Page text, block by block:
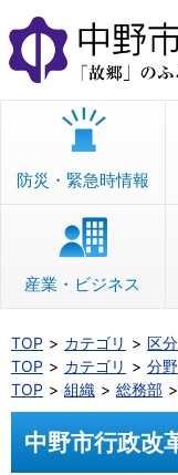
本
文
へ
移
防災・緊急時情報
産業・ビジネス
TOP カテゴリ 区分
TOP
カテゴリ 分野
TOP
組織 総務部
中野市行政改